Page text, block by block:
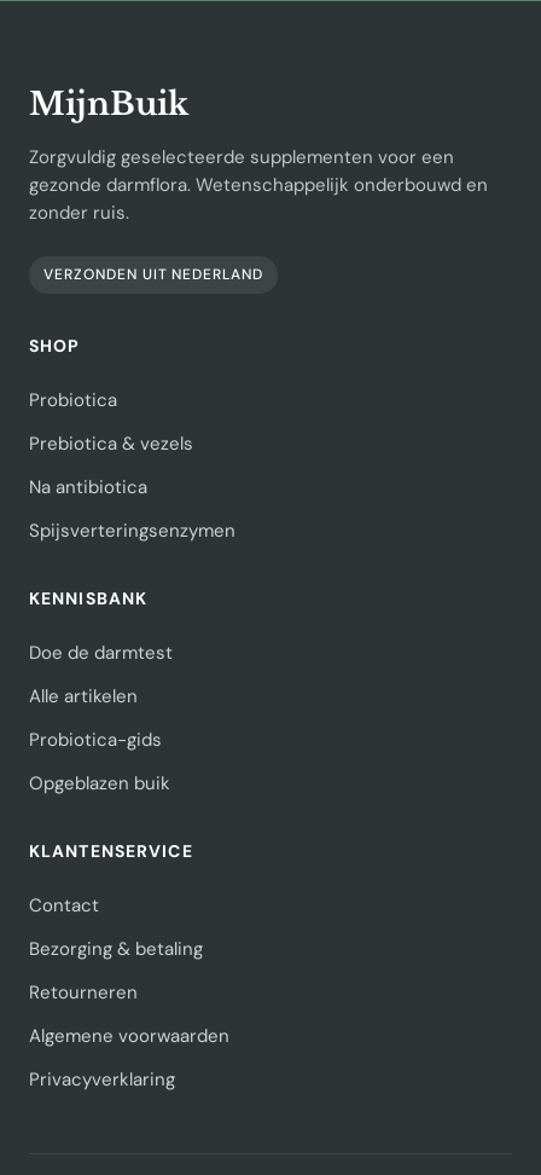
MijnBuik
Zorgvuldig geselecteerde supplementen voor een
gezonde darmflora. Wetenschappelijk onderbouwd en
zonder ruis.
VERZONDEN UIT NEDERLAND
SHOP
Probiotica
Prebiotica & vezels
Na antibiotica
Spijsverteringsenzymen
KENNISBANK
Doe de darmtest
Alle artikelen
Probiotica-gids
Opgeblazen buik
KLANTENSERVICE
Contact
Bezorging & betaling
Retourneren
Algemene voorwaarden
Privacyverklaring